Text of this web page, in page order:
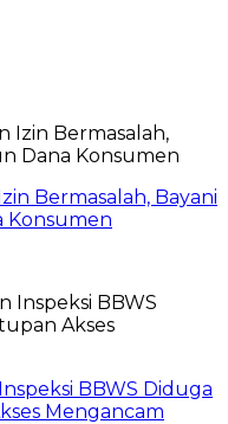
Bermasalah, Bayani
Konsumen
BBWS Diduga
Mengancam